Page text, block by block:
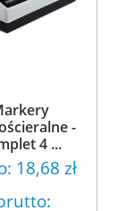
-
4 ...
18,68 zł